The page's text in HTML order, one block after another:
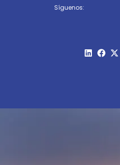
Síguenos: